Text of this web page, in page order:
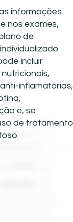
informações
nos exames,
de
incluir
inflamatórias,
e, se
de tratamento